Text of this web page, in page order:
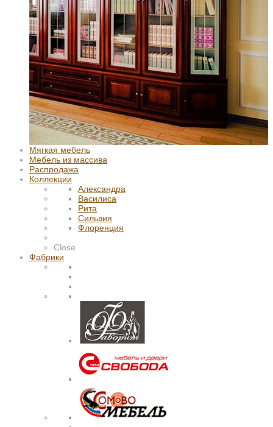
Мягкая мебель
Мебель из массива
Распродажа
Коллекции
Александра
Василиса
Рита
Сильвия
Флоренция
Close
Фабрики